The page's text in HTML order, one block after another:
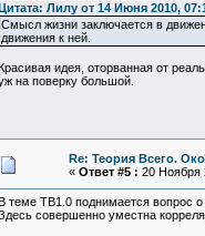
Цитата: Лилу от 14 Июня 2010,
Смысл жизни заключается в
движения к ней.
Красивая идея, оторванная от
на поверку большой.
Re: Теория Всего.
« Ответ #5 : 20 Ноября
В теме ТВ1.0 поднимается вопрос
совершенно уместна